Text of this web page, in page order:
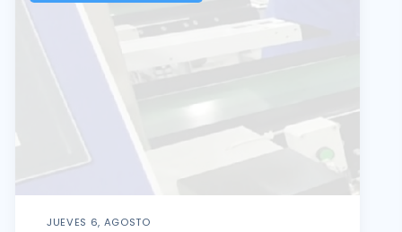
JUEVES 6, AGOSTO